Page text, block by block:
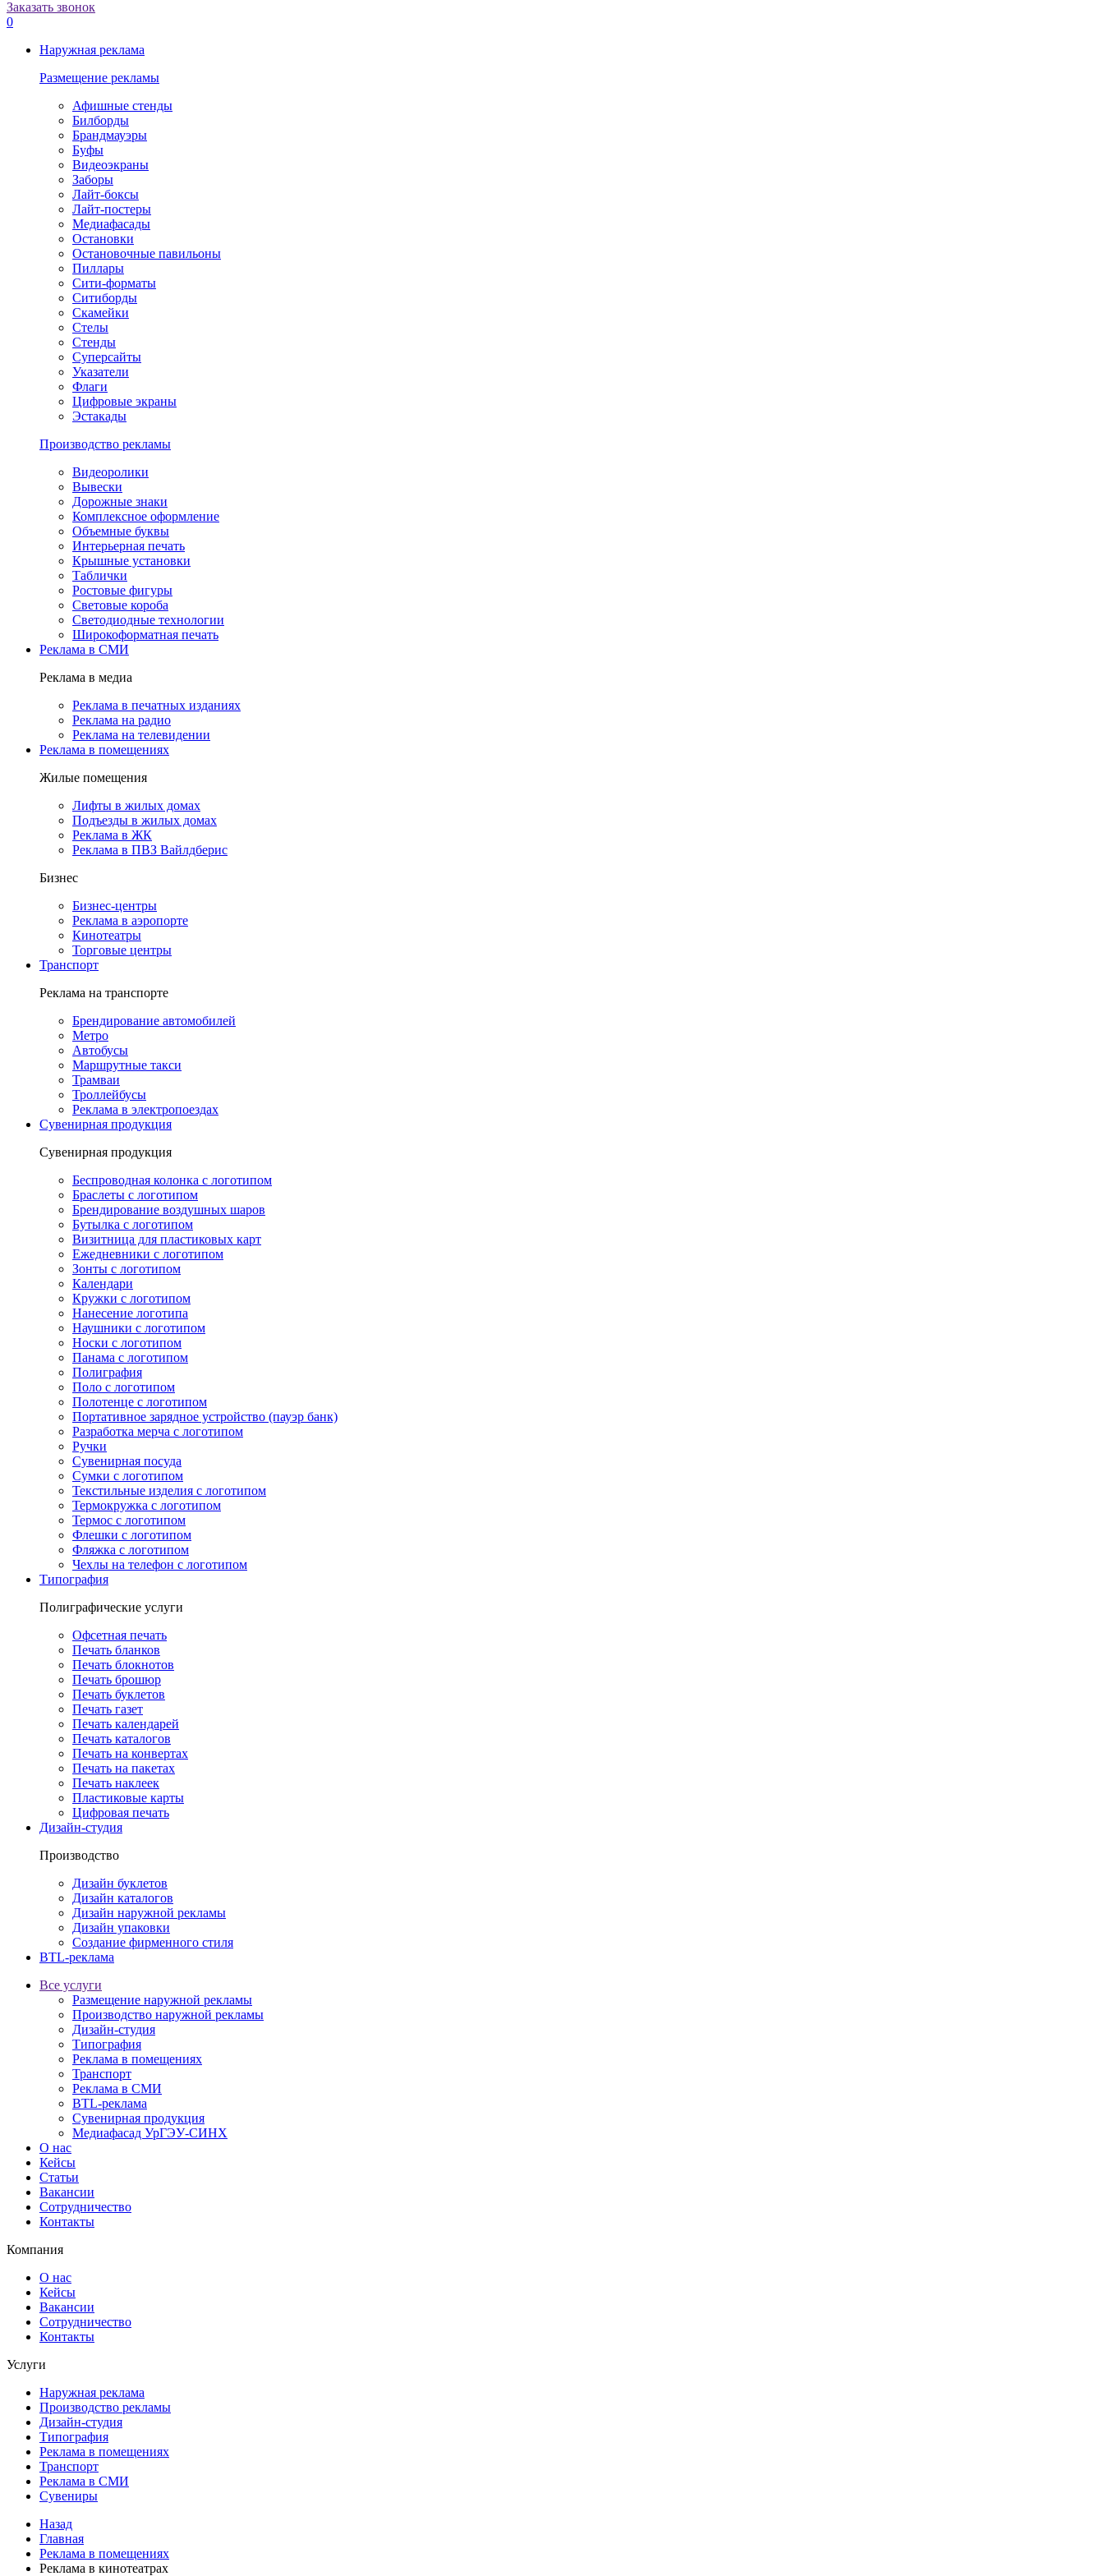
Заказать звонок
0
Наружная реклама
Размещение рекламы
Афишные стенды
Билборды
Брандмауэры
Буфы
Видеоэкраны
Заборы
Лайт-боксы
Лайт-постеры
Медиафасады
Остановки
Остановочные павильоны
Пиллары
Сити-форматы
Ситиборды
Скамейки
Стелы
Стенды
Суперсайты
Указатели
Флаги
Цифровые экраны
Эстакады
Производство рекламы
Видеоролики
Вывески
Дорожные знаки
Комплексное оформление
Объемные буквы
Интерьерная печать
Крышные установки
Таблички
Ростовые фигуры
Световые короба
Светодиодные технологии
Широкоформатная печать
Реклама в СМИ
Реклама в медиа
Реклама в печатных изданиях
Реклама на радио
Реклама на телевидении
Реклама в помещениях
Жилые помещения
Лифты в жилых домах
Подъезды в жилых домах
Реклама в ЖК
Реклама в ПВЗ Вайлдберис
Бизнес
Бизнес-центры
Реклама в аэропорте
Кинотеатры
Торговые центры
Транспорт
Реклама на транспорте
Брендирование автомобилей
Метро
Автобусы
Маршрутные такси
Трамваи
Троллейбусы
Реклама в электропоездах
Сувенирная продукция
Сувенирная продукция
Беспроводная колонка с логотипом
Браслеты с логотипом
Брендирование воздушных шаров
Бутылка с логотипом
Визитница для пластиковых карт
Ежедневники с логотипом
Зонты с логотипом
Календари
Кружки с логотипом
Нанесение логотипа
Наушники с логотипом
Носки с логотипом
Панама с логотипом
Полиграфия
Поло с логотипом
Полотенце с логотипом
Портативное зарядное устройство (пауэр банк)
Разработка мерча с логотипом
Ручки
Сувенирная посуда
Сумки с логотипом
Текстильные изделия с логотипом
Термокружка с логотипом
Термос с логотипом
Флешки с логотипом
Фляжка с логотипом
Чехлы на телефон с логотипом
Типография
Полиграфические услуги
Офсетная печать
Печать бланков
Печать блокнотов
Печать брошюр
Печать буклетов
Печать газет
Печать календарей
Печать каталогов
Печать на конвертах
Печать на пакетах
Печать наклеек
Пластиковые карты
Цифровая печать
Дизайн-студия
Производство
Дизайн буклетов
Дизайн каталогов
Дизайн наружной рекламы
Дизайн упаковки
Создание фирменного стиля
BTL-реклама
Все услуги
Размещение наружной рекламы
Производство наружной рекламы
Дизайн-студия
Типография
Реклама в помещениях
Транспорт
Реклама в СМИ
BTL-реклама
Сувенирная продукция
Медиафасад УрГЭУ-СИНХ
О нас
Кейсы
Статьи
Вакансии
Сотрудничество
Контакты
Компания
О нас
Кейсы
Вакансии
Сотрудничество
Контакты
Услуги
Наружная реклама
Производство рекламы
Дизайн-студия
Типография
Реклама в помещениях
Транспорт
Реклама в СМИ
Сувениры
Назад
Главная
Реклама в помещениях
Реклама в кинотеатрах